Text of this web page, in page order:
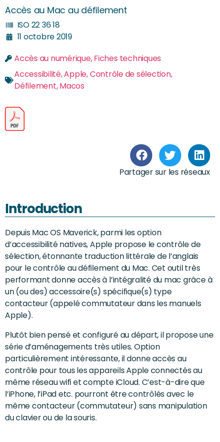
Accès au Mac au défilement
ISO 22 36 18
11 octobre 2019
Accès au numérique,Fiches techniques
Accessibilité,Apple,Contrôle de sélection,
Défilement,Macos
Partager sur les réseaux
Introduction
Depuis Mac OS Maverick, parmi les option
d’accessibilité natives, Apple propose le contrôle de
sélection, étonnante traduction littérale de l’anglais
pour le contrôle au défilement du Mac. Cet outil très
performant donne accès à l’intégralité du mac grâce à
un (ou des) accessoire(s) spécifique(s) type
contacteur (appelé commutateur dans les manuels
Apple).
Plutôt bien pensé et configuré au départ, il propose une
série d’aménagements très utiles. Option
particulièrement intéressante, il donne accès au
contrôle pour tous les appareils Apple connectés au
même réseau wifi et compte iCloud. C’est-à-dire que
l’iPhone, l’iPad etc. pourront être contrôlés avec le
même contacteur (commutateur) sans manipulation
du clavier ou de la souris.